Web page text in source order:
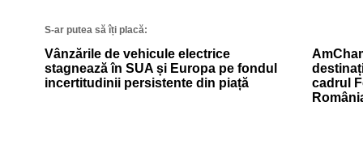
S-ar putea să îți placă:
Vânzările de vehicule electrice
stagnează în SUA și Europa pe fondul
incertitudinii persistente din piață
cadrul